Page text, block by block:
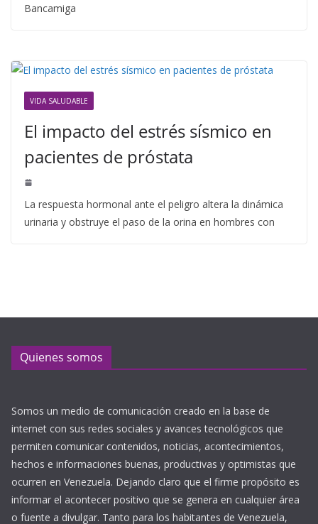
Bancamiga
VIDA SALUDABLE
El impacto del estrés sísmico en
pacientes de próstata
La respuesta hormonal ante el peligro altera la dinámica
urinaria y obstruye el paso de la orina en hombres con
Quienes somos
Somos un medio de comunicación creado en la base de
internet con sus redes sociales y avances tecnológicos que
permiten comunicar contenidos, noticias, acontecimientos,
hechos e informaciones buenas, productivas y optimistas que
ocurren en Venezuela. Dejando claro que el firme propósito es
informar el acontecer positivo que se genera en cualquier área
o fuente a divulgar. Tanto para los habitantes de Venezuela,